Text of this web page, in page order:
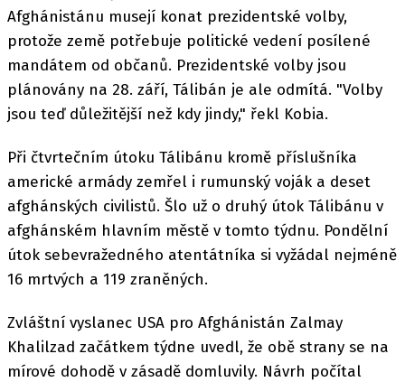
Afghánistánu musejí konat prezidentské volby,
protože země potřebuje politické vedení posílené
mandátem od občanů. Prezidentské volby jsou
plánovány na 28. září, Tálibán je ale odmítá. "Volby
jsou teď důležitější než kdy jindy," řekl Kobia.
Při čtvrtečním útoku Tálibánu kromě příslušníka
americké armády zemřel i rumunský voják a deset
afghánských civilistů. Šlo už o druhý útok Tálibánu v
afghánském hlavním městě v tomto týdnu. Pondělní
útok sebevražedného atentátníka si vyžádal nejméně
16 mrtvých a 119 zraněných.
Zvláštní vyslanec USA pro Afghánistán Zalmay
Khalilzad začátkem týdne uvedl, že obě strany se na
mírové dohodě v zásadě domluvily. Návrh počítal